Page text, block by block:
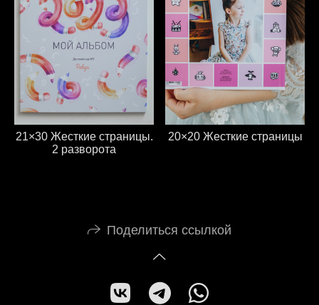
21×30 Жесткие страницы.
2 разворота
20×20 Жесткие страницы
Поделиться ссылкой